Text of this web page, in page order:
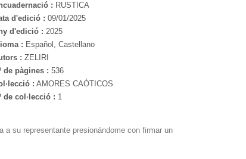
: RUSTICA
d'edició : 09/01/2025
d'edició : 2025
: Español, Castellano
: ZELIRI
de pàgines : 536
: AMORES CAÓTICOS
de col·lecció : 1
su representante presionándome con firmar un